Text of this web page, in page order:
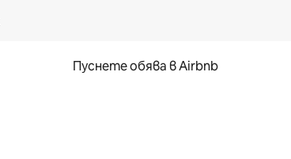
Пуснете обява в Airbnb